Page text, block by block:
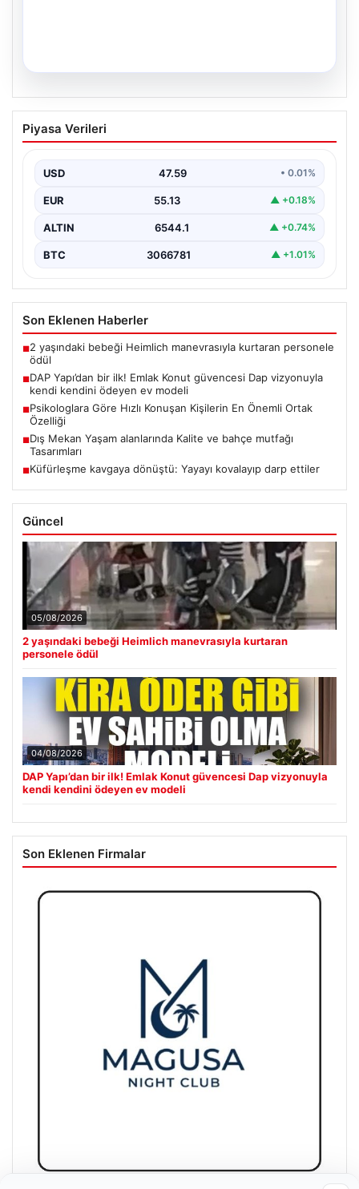
Küfürleşme kavgaya dönüştü: Yayayı
kovalayıp darp ettiler
Yayaya Saldırı”, “content”: “ İstanbul’un Beylikdüzü…
Piyasa Verileri
USD 47.59 • 0.01%
EUR 55.13 ▲ +0.18%
ALTIN 6544.1 ▲ +0.74%
BTC 3066781 ▲ +1.01%
Son Eklenen Haberler
■2 yaşındaki bebeği Heimlich manevrasıyla kurtaran personele
ödül
■DAP Yapı’dan bir ilk! Emlak Konut güvencesi Dap vizyonuyla
kendi kendini ödeyen ev modeli
■Psikologlara Göre Hızlı Konuşan Kişilerin En Önemli Ortak
Özelliği
■Dış Mekan Yaşam alanlarında Kalite ve bahçe mutfağı
Tasarımları
■Küfürleşme kavgaya dönüştü: Yayayı kovalayıp darp ettiler
Güncel
05/08/2026
2 yaşındaki bebeği Heimlich manevrasıyla kurtaran
personele ödül
04/08/2026
DAP Yapı’dan bir ilk! Emlak Konut güvencesi Dap vizyonuyla
kendi kendini ödeyen ev modeli
Son Eklenen Firmalar